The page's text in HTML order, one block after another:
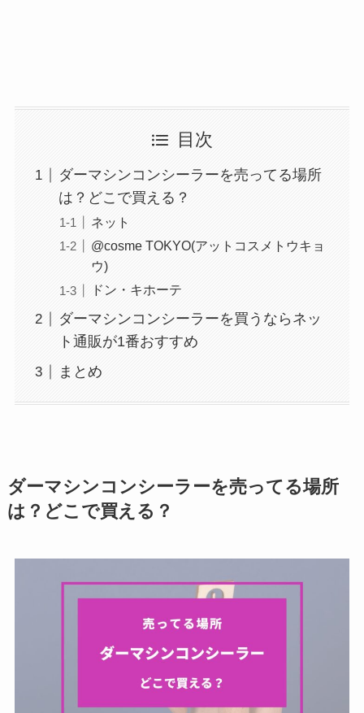
目次
ダーマシンコンシーラーを売ってる場所
は？どこで買える？
ネット
@cosme TOKYO(アットコスメトウキョ
ウ)
ドン・キホーテ
ダーマシンコンシーラーを買うならネッ
ト通販が1番おすすめ
まとめ
ダーマシンコンシーラーを売ってる場所
は？どこで買える？